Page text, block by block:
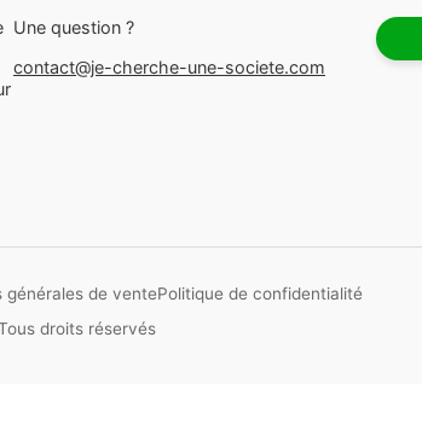
Une question ?
contact@je-cherche-une-societe.com
générales de ventePolitique de confidentialité
droits réservés